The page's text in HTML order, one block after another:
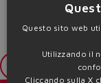
Questo sito web
Utilizzando il
Cliccando sulla X